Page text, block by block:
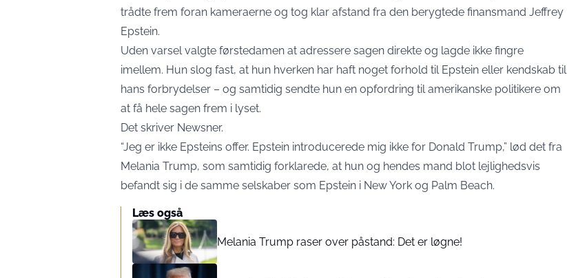
trådte frem foran kameraerne og tog klar afstand fra den berygtede finansmand Jeffrey
Epstein.
Uden varsel valgte førstedamen at adressere sagen direkte og lagde ikke fingre
imellem. Hun slog fast, at hun hverken har haft noget forhold til Epstein eller kendskab til
hans forbrydelser – og samtidig sendte hun en opfordring til amerikanske politikere om
at få hele sagen frem i lyset.
Det skriver Newsner.
“Jeg er ikke Epsteins offer. Epstein introducerede mig ikke for Donald Trump,” lød det fra
Melania Trump, som samtidig forklarede, at hun og hendes mand blot lejlighedsvis
befandt sig i de samme selskaber som Epstein i New York og Palm Beach.
Læs også
Melania Trump raser over påstand: Det er løgne!